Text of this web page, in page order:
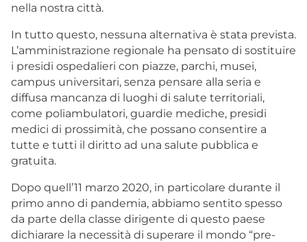
nella nostra città.
In tutto questo, nessuna alternativa è stata prevista.
L’amministrazione regionale ha pensato di sostituire
i presidi ospedalieri con piazze, parchi, musei,
campus universitari, senza pensare alla seria e
diffusa mancanza di luoghi di salute territoriali,
come poliambulatori, guardie mediche, presidi
medici di prossimità, che possano consentire a
tutte e tutti il diritto ad una salute pubblica e
gratuita.
Dopo quell’11 marzo 2020, in particolare durante il
primo anno di pandemia, abbiamo sentito spesso
da parte della classe dirigente di questo paese
dichiarare la necessità di superare il mondo “pre-